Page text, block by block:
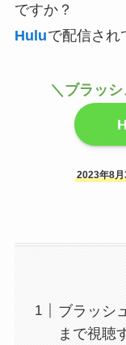
ですか？
Huluで配信され
＼ブラッ
2023年8月
ブラッシ
まで視聴